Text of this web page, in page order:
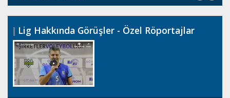
Lig Hakkında Görüşler - Özel Röportajlar